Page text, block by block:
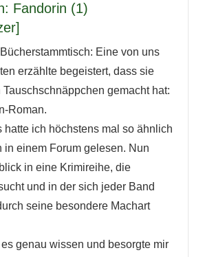
Fandorin (1)
Eine von uns
erzählte begeistert, dass sie
gemacht hat:
Roman.
hatte ich höchstens mal so ähnlich
in einem Forum gelesen. Nun
in eine Krimireihe, die
und in der sich jeder Band
seine besondere Machart
genau wissen und besorgte mir